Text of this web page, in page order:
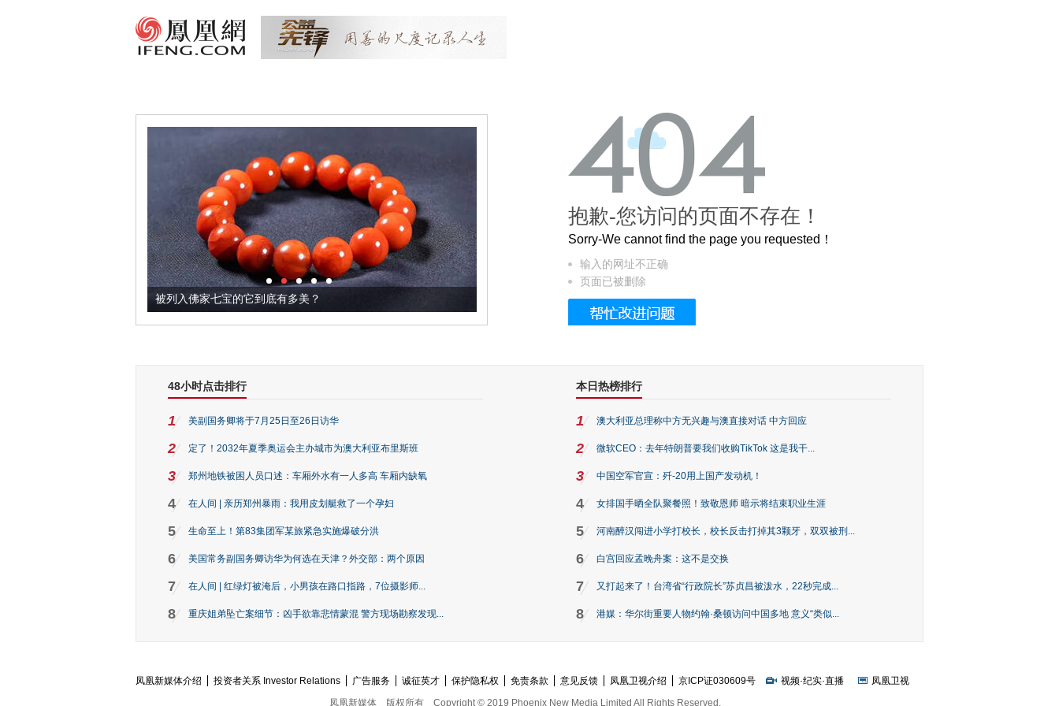
被列入佛家七宝的它到底有多美？ 这个3.2米的长卷，还原了600岁的紫禁城
抱歉-您访问的页面不存在！
Sorry-We cannot find the page you requested！
输入的网址不正确
页面已被删除
48小时点击排行
1 美副国务卿将于7月25日至26日访华
2 定了！2032年夏季奥运会主办城市为澳大利亚布里斯班
3 郑州地铁被困人员口述：车厢外水有一人多高 车厢内缺氧
4 在人间 | 亲历郑州暴雨：我用皮划艇救了一个孕妇
5 生命至上！第83集团军某旅紧急实施爆破分洪
6 美国常务副国务卿访华为何选在天津？外交部：两个原因
7 在人间 | 红绿灯被淹后，小男孩在路口指路，7位摄影师...
8 重庆姐弟坠亡案细节：凶手欲靠悲情蒙混 警方现场勘察发现...
本日热榜排行
1 澳大利亚总理称中方无兴趣与澳直接对话 中方回应
2 微软CEO：去年特朗普要我们收购TikTok 这是我干...
3 中国空军官宣：歼-20用上国产发动机！
4 女排国手晒全队聚餐照！致敬恩师 暗示将结束职业生涯
5 河南醉汉闯进小学打校长，校长反击打掉其3颗牙，双双被刑...
6 白宫回应孟晚舟案：这不是交换
7 又打起来了！台湾省“行政院长”苏贞昌被泼水，22秒完成...
8 港媒：华尔街重要人物约翰·桑顿访问中国多地 意义“类似...
凤凰新媒体介绍 投资者关系 Investor Relations 广告服务 诚征英才 保护隐私权 免责条款 意见反馈 凤凰卫视介绍 京ICP证030609号 视频·纪实·直播
凤凰卫视
凤凰新媒体
版权所有 Copyright © 2019 Phoenix New Media Limited All Rights Reserved.